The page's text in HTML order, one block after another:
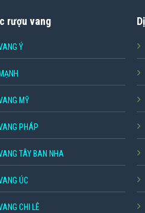
rượu vang
Ý
MỸ
PHÁP
TÂY BAN NHA
ÚC
CHI LÊ